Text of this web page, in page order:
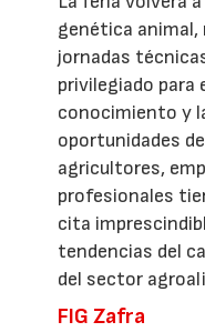
genética animal,
jornadas
privilegiado para
conocimiento y
oportunidades
agricultores,
profesionales
cita
tendencias del
del sector
FIG Zafra